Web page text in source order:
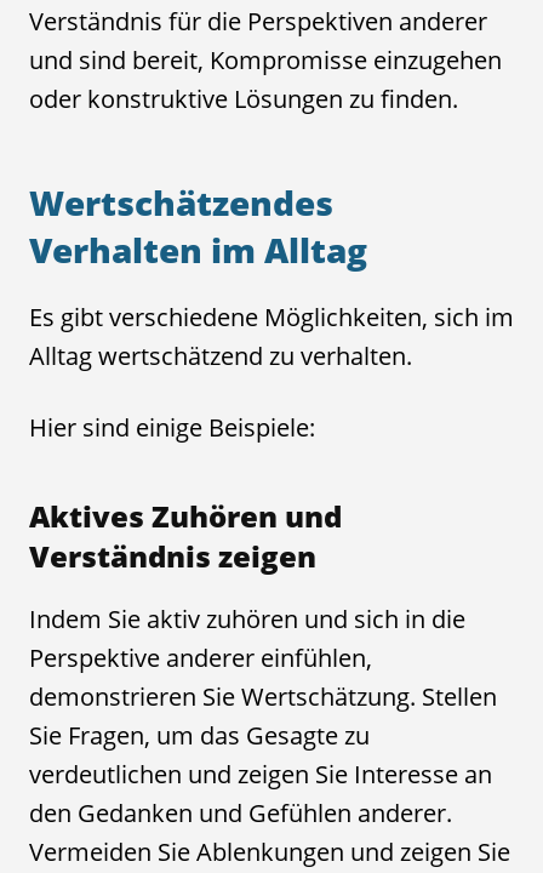
Verständnis für die Perspektiven anderer
und sind bereit, Kompromisse einzugehen
oder konstruktive Lösungen zu finden.
Wertschätzendes
Verhalten im Alltag
Es gibt verschiedene Möglichkeiten, sich im
Alltag wertschätzend zu verhalten.
Hier sind einige Beispiele:
Aktives Zuhören und
Verständnis zeigen
Indem Sie aktiv zuhören und sich in die
Perspektive anderer einfühlen,
demonstrieren Sie Wertschätzung. Stellen
Sie Fragen, um das Gesagte zu
verdeutlichen und zeigen Sie Interesse an
den Gedanken und Gefühlen anderer.
Vermeiden Sie Ablenkungen und zeigen Sie